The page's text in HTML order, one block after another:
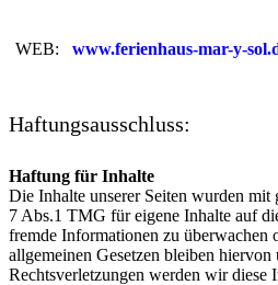
WEB: www.ferienhaus-mar-y-
Haftungsausschluss:
Haftung für Inhalte
Die Inhalte unserer Seiten wurden
7 Abs.1 TMG für eigene Inhalte auf
fremde Informationen zu überwachen
allgemeinen Gesetzen bleiben
Rechtsverletzungen werden wir diese